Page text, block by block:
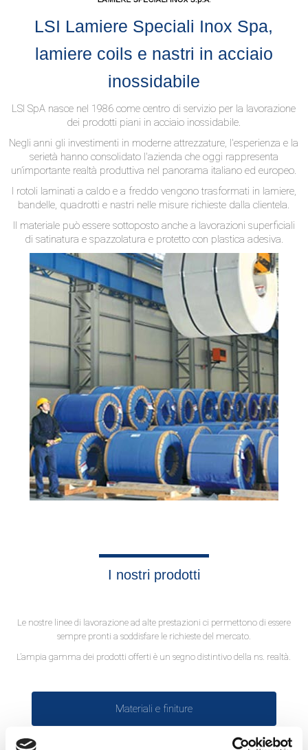
LSI Lamiere Speciali Inox Spa,
lamiere coils e nastri in acciaio
inossidabile
LSI SpA nasce nel 1986 come centro di servizio per la lavorazione
dei prodotti piani in acciaio inossidabile.
Negli anni gli investimenti in moderne attrezzature, l'esperienza e la
serietà hanno consolidato l'azienda che oggi rappresenta
un’importante realtà produttiva nel panorama italiano ed europeo.
I rotoli laminati a caldo e a freddo vengono trasformati in lamiere,
bandelle, quadrotti e nastri nelle misure richieste dalla clientela.
II materiale può essere sottoposto anche a lavorazioni superficiali
di satinatura e spazzolatura e protetto con plastica adesiva.
I nostri prodotti
Le nostre linee di lavorazione ad alte prestazioni ci permettono di essere
sempre pronti a soddisfare le richieste del mercato.
L’ampia gamma dei prodotti offerti è un segno distintivo della ns. realtà.
Materiali e finiture